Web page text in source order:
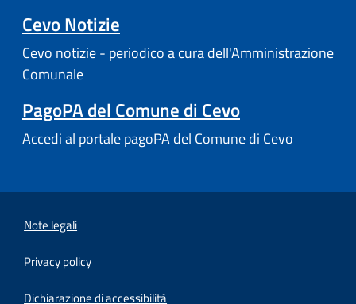
Cevo Notizie
Cevo notizie - periodico a cura dell'Amministrazione
Comunale
PagoPA del Comune di Cevo
Accedi al portale pagoPA del Comune di Cevo
Note legali
Privacy policy
Dichiarazione di accessibilità